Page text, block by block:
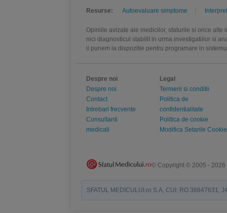
Resurse: Autoevaluare simptome
Opiniile avizate ale medicilor, sfaturile si orice
nici diagnosticul stabilit in urma investigatiilor si
ii punem la dispozitie pentru programare in
Despre noi
Despre noi
Contact
Intrebari frecvente
Consultanti
medicali
Legal
Termeni si conditii
Politica de
confidentialitate
Politica de cookie
Modifica Setarile Cookie
© Copyright © 2005 - 2026
SFATUL MEDICULUI.ro S.A, CUI: RO 38847631,